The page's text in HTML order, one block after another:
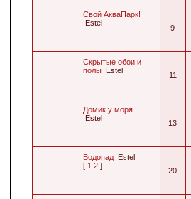
Свой АкваПарк!
Estel
9
Скрытые обои и
полы
Estel
11
Домик у моря
Estel
13
Водопад
Estel
[ 1 2 ]
20